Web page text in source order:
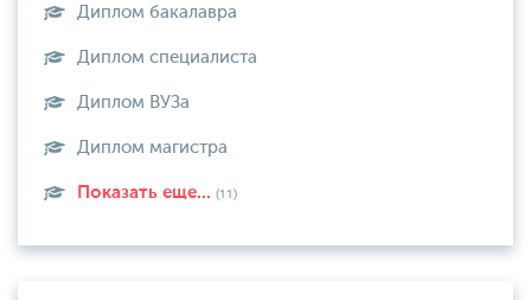
Диплом бакалавра
Диплом специалиста
Диплом ВУЗа
Диплом магистра
Показать еще... (11)